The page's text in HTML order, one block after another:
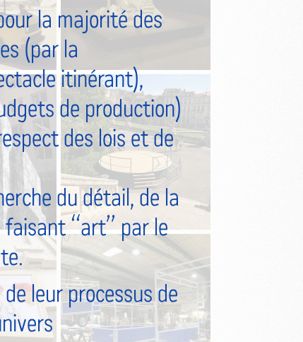
la majorité des
(par la
itinérant),
de production)
des lois et de
du détail, de la
faisant “art” par le
leur processus de